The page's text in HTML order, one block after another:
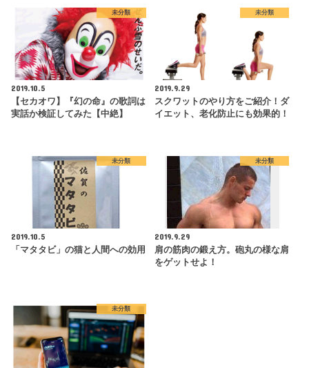
未分類
2019.10.5
【セカオワ】『幻の命』の歌詞は
実話か検証してみた【中絶】
未分類
2019.9.29
スクワットのやり方をご紹介！ダ
イエット、老化防止にも効果的！
未分類
2019.10.5
「マタタビ」の猫と人間への効用
未分類
2019.9.29
肩の筋肉の鍛え方。砲丸の様な肩
をゲットせよ！
未分類